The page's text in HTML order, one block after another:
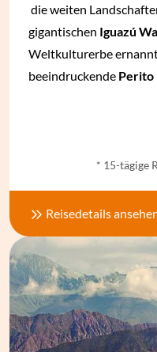
die weiten
gigantischen Iguazú
Weltkulturerbe
beeindruckende Perito
* 15-tägige
Reisedetails